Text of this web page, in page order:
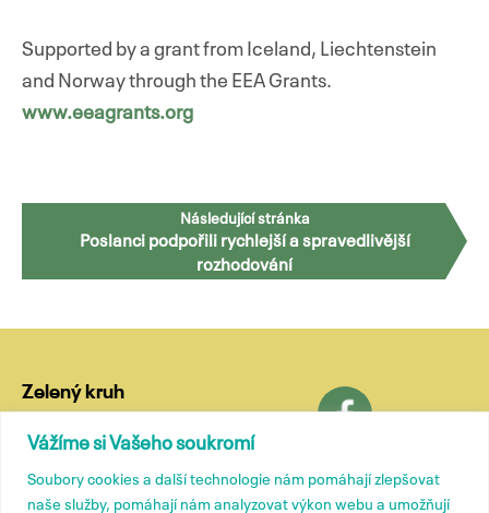
Vážíme si Vašeho soukromí
Soubory cookies a další technologie nám pomáhají zlepšovat
naše služby, pomáhají nám analyzovat výkon webu a umožňují
Supported by a grant from Iceland, Liechtenstein
and Norway through the EEA Grants.
www.eeagrants.org
NavigaceNásledující stránka
Poslanci podpořili rychlejší a spravedlivější
rozhodování
Zelený kruh
120 00 Praha 2
tel.: (+420) 799 572 435